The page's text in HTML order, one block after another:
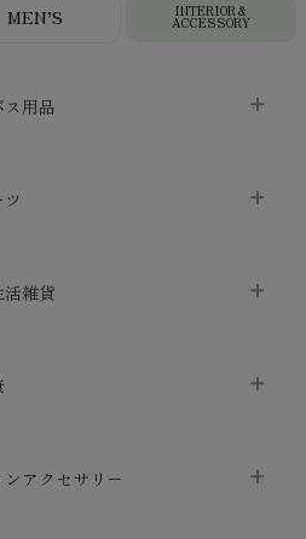
MEN’S INTERIOR＆
ACCESSORY
ス用品
活雑貨
ンアクセサリー